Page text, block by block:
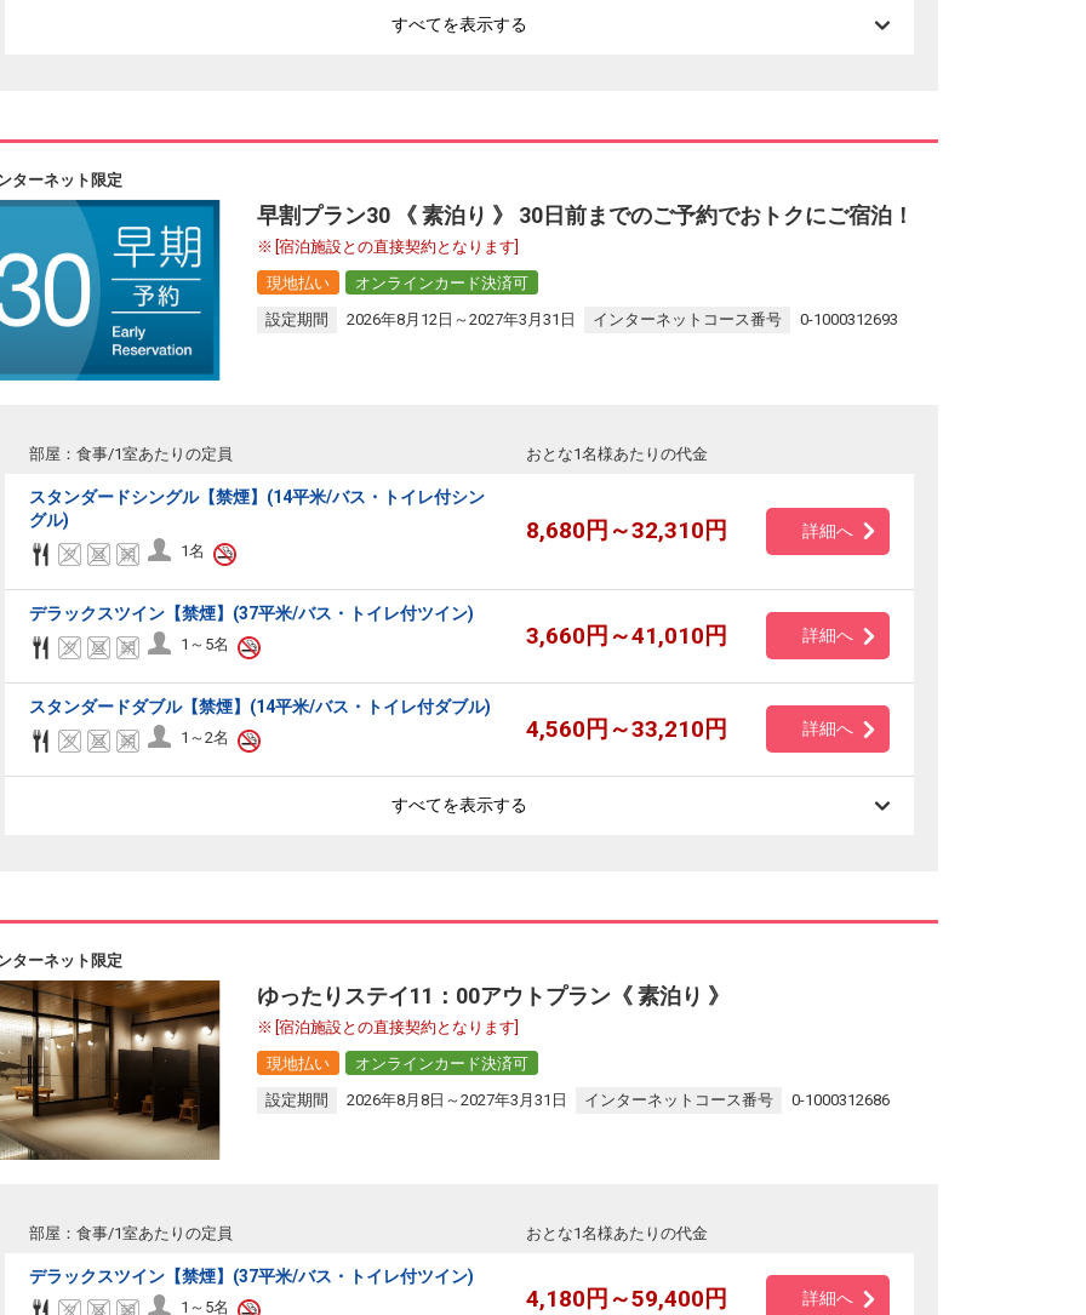
すべてを表示する
ターネット限定
早割プラン30 《 素泊り 》 30日前までのご予約でおトクにご宿泊！
[宿泊施設との直接契約となります]
現地払い
オンラインカード決済可
設定期間
2026年8月12日～2027年3月31日 インターネットコース番号 0-1000312693
部屋：食事/1室あたりの定員 おとな1名様あたりの代金
スタンダードシングル【禁煙】(14平米/バス・トイレ付シン
グル)
1名
8,680円～32,310円 詳細へ
デラックスツイン【禁煙】(37平米/バス・トイレ付ツイン)
1～5名 3,660円～41,010円 詳細へ
スタンダードダブル【禁煙】(14平米/バス・トイレ付ダブル)
1～2名 4,560円～33,210円 詳細へ
すべてを表示する
ターネット限定
ゆったりステイ11：00アウトプラン《 素泊り 》
[宿泊施設との直接契約となります]
現地払い
オンラインカード決済可
設定期間
2026年8月8日～2027年3月31日 インターネットコース番号 0-1000312686
部屋：食事/1室あたりの定員 おとな1名様あたりの代金
デラックスツイン【禁煙】(37平米/バス・トイレ付ツイン)
1～5名 4,180円～59,400円 詳細へ